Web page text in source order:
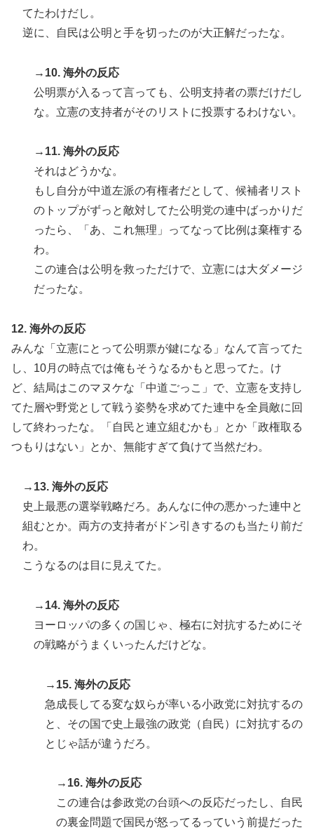
てたわけだし。
逆に、自民は公明と手を切ったのが大正解だったな。
→10. 海外の反応
公明票が入るって言っても、公明支持者の票だけだし
な。立憲の支持者がそのリストに投票するわけない。
→11. 海外の反応
それはどうかな。
もし自分が中道左派の有権者だとして、候補者リスト
のトップがずっと敵対してた公明党の連中ばっかりだ
ったら、「あ、これ無理」ってなって比例は棄権する
わ。
この連合は公明を救っただけで、立憲には大ダメージ
だったな。
12. 海外の反応
みんな「立憲にとって公明票が鍵になる」なんて言ってた
し、10月の時点では俺もそうなるかもと思ってた。け
ど、結局はこのマヌケな「中道ごっこ」で、立憲を支持し
てた層や野党として戦う姿勢を求めてた連中を全員敵に回
して終わったな。「自民と連立組むかも」とか「政権取る
つもりはない」とか、無能すぎて負けて当然だわ。
→13. 海外の反応
史上最悪の選挙戦略だろ。あんなに仲の悪かった連中と
組むとか。両方の支持者がドン引きするのも当たり前だ
わ。
こうなるのは目に見えてた。
→14. 海外の反応
ヨーロッパの多くの国じゃ、極右に対抗するためにそ
の戦略がうまくいったんだけどな。
→15. 海外の反応
急成長してる変な奴らが率いる小政党に対抗するの
と、その国で史上最強の政党（自民）に対抗するの
とじゃ話が違うだろ。
→16. 海外の反応
この連合は参政党の台頭への反応だったし、自民
の裏金問題で国民が怒ってるっていう前提だった